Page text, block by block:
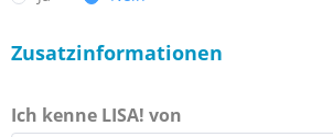
Zusatzinformationen
Ich kenne LISA! von